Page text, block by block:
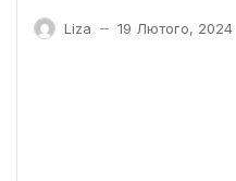
Liza — 19 Лютого, 2024